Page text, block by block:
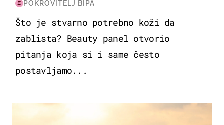
POKROVITELJ BIPA
Što je stvarno potrebno koži da
zablista? Beauty panel otvorio
pitanja koja si i same često
postavljamo...